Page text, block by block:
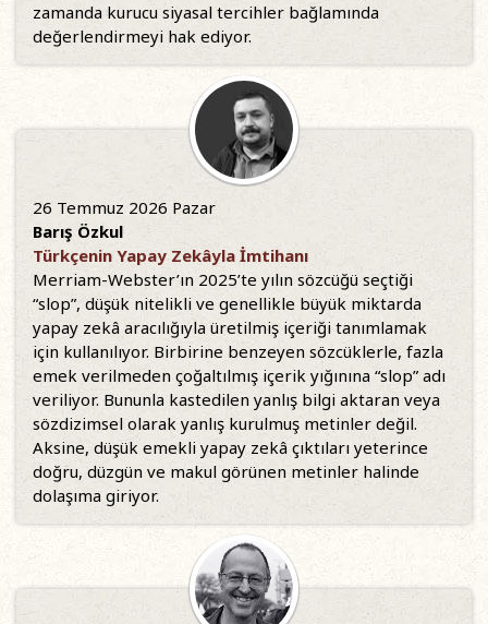
zamanda kurucu siyasal tercihler bağlamında
değerlendirmeyi hak ediyor.
26 Temmuz 2026 Pazar
Barış Özkul
Türkçenin Yapay Zekâyla İmtihanı
Merriam-Webster’ın 2025’te yılın sözcüğü seçtiği
“slop”, düşük nitelikli ve genellikle büyük miktarda
yapay zekâ aracılığıyla üretilmiş içeriği tanımlamak
için kullanılıyor. Birbirine benzeyen sözcüklerle, fazla
emek verilmeden çoğaltılmış içerik yığınına “slop” adı
veriliyor. Bununla kastedilen yanlış bilgi aktaran veya
sözdizimsel olarak yanlış kurulmuş metinler değil.
Aksine, düşük emekli yapay zekâ çıktıları yeterince
doğru, düzgün ve makul görünen metinler halinde
dolaşıma giriyor.